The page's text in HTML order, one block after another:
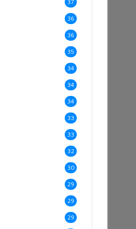
37
36
36
35
34
34
34
33
33
32
30
29
29
29